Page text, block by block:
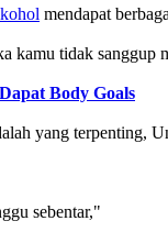
mendapat
kamu tidak sanggup
Body Goals
yang terpenting,
sebentar,"